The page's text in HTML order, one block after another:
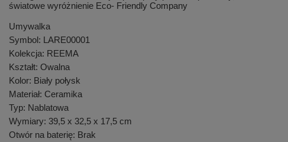
światowe wyróżnienie Eco- Friendly Company
Umywalka
Symbol: LARE00001
Kolekcja: REEMA
Kształt: Owalna
Kolor: Biały połysk
Materiał: Ceramika
Typ: Nablatowa
Wymiary: 39,5 x 32,5 x 17,5 cm
Otwór na baterię: Brak